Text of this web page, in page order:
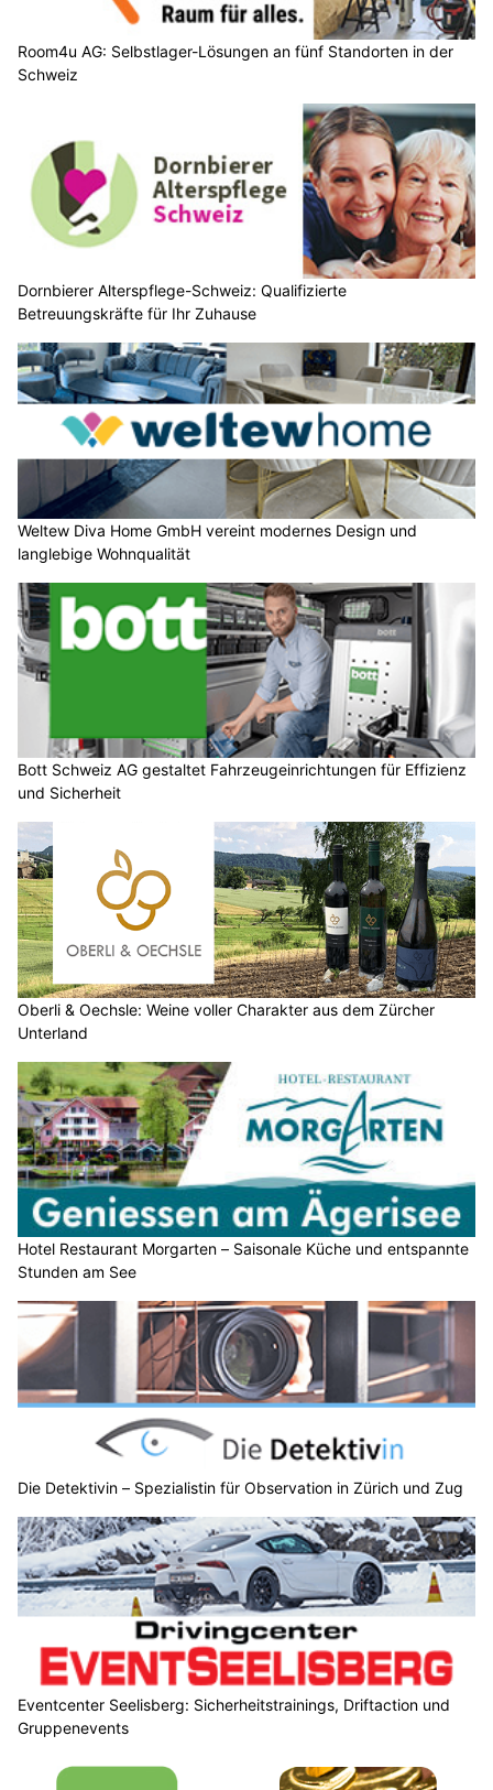
Room4u AG: Selbstlager-Lösungen an fünf Standorten in der
Schweiz
Dornbierer Alterspflege-Schweiz: Qualifizierte
Betreuungskräfte für Ihr Zuhause
Weltew Diva Home GmbH vereint modernes Design und
langlebige Wohnqualität
Bott Schweiz AG gestaltet Fahrzeugeinrichtungen für Effizienz
und Sicherheit
Oberli & Oechsle: Weine voller Charakter aus dem Zürcher
Unterland
Hotel Restaurant Morgarten – Saisonale Küche und entspannte
Stunden am See
Die Detektivin – Spezialistin für Observation in Zürich und Zug
Eventcenter Seelisberg: Sicherheitstrainings, Driftaction und
Gruppenevents